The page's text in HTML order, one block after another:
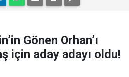
Gönen Orhan’ı
için aday adayı oldu!